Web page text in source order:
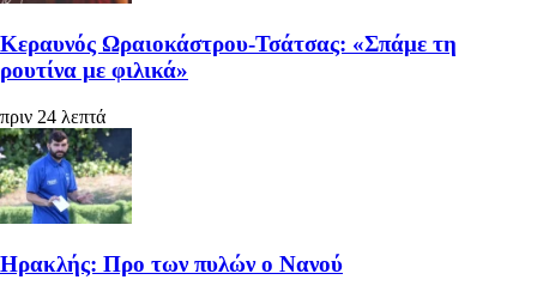
Κεραυνός Ωραιοκάστρου-Τσάτσας: «Σπάμε τη
ρουτίνα με φιλικά»
πριν 24 λεπτά
Ηρακλής: Προ των πυλών ο Νανού